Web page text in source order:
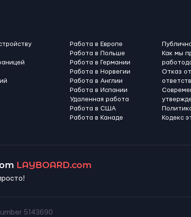
Работа в Европе
Работа в Польше
Работа в Германии
Работа в Норвегии
Работа в Англии
Работа в Испании
Удаленная работа
Работа в США
Работа в Канадe
Как мы
Отказ от
Кодекс
LAYBOARD.com
5143690